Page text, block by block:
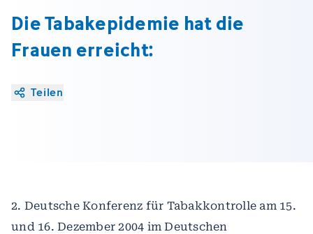
Die Tabakepidemie hat die
Frauen erreicht:
Teilen
2. Deutsche Konferenz für Tabakkontrolle am 15.
und 16. Dezember 2004 im Deutschen